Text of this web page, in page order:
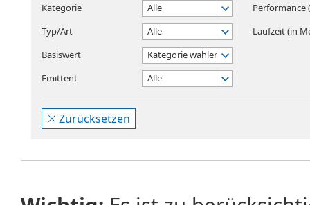
Kategorie
Alle
Typ/Art
Alle
Basiswert
Kategorie wählen
Emittent
Alle
Performance
Laufzeit (in
Zurücksetzen